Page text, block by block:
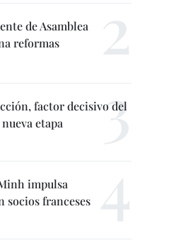
de Asamblea
reformas
factor decisivo del
etapa
impulsa
socios franceses